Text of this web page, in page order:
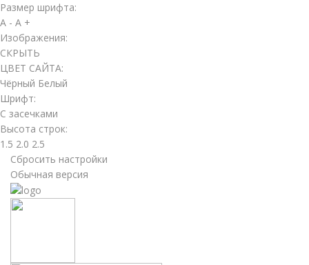
Размер шрифта:
A - A +
Изображения:
СКРЫТЬ
ЦВЕТ САЙТА:
Чёрный Белый
Шрифт:
С засечками
Высота строк:
1.5 2.0 2.5
Сбросить настройки
Обычная версия